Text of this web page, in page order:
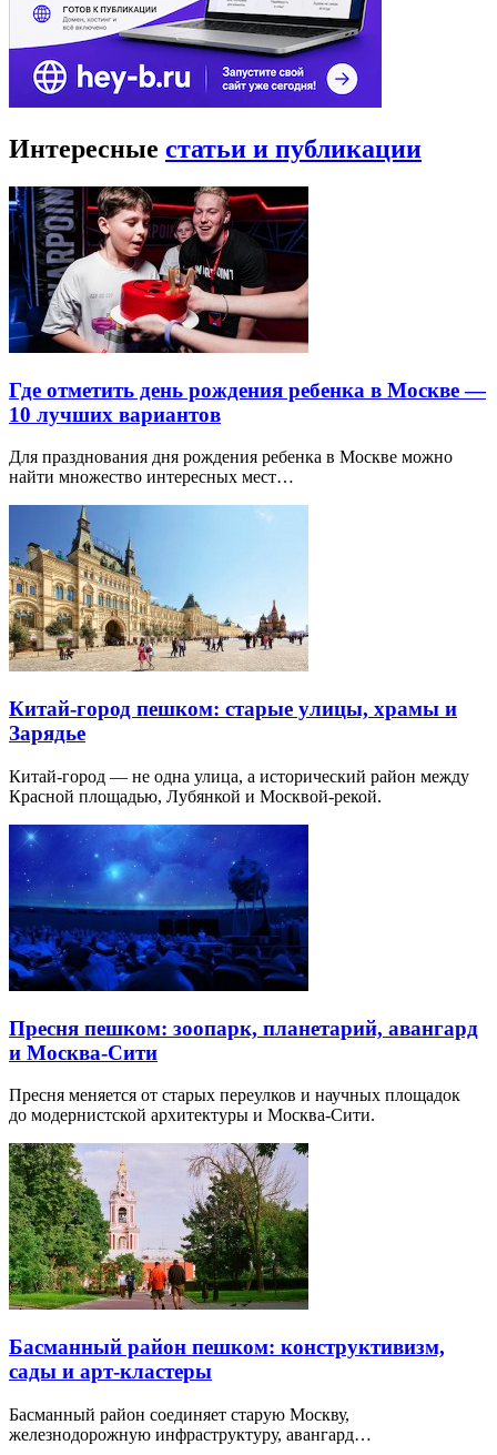
Интересные статьи и публикации
Где отметить день рождения ребенка в Москве —
10 лучших вариантов
Для празднования дня рождения ребенка в Москве можно
найти множество интересных мест…
Китай-город пешком: старые улицы, храмы и
Зарядье
Китай-город — не одна улица, а исторический район между
Красной площадью, Лубянкой и Москвой-рекой.
Пресня пешком: зоопарк, планетарий, авангард
и Москва-Сити
Пресня меняется от старых переулков и научных площадок
до модернистской архитектуры и Москва-Сити.
Басманный район пешком: конструктивизм,
сады и арт-кластеры
Басманный район соединяет старую Москву,
железнодорожную инфраструктуру, авангард…